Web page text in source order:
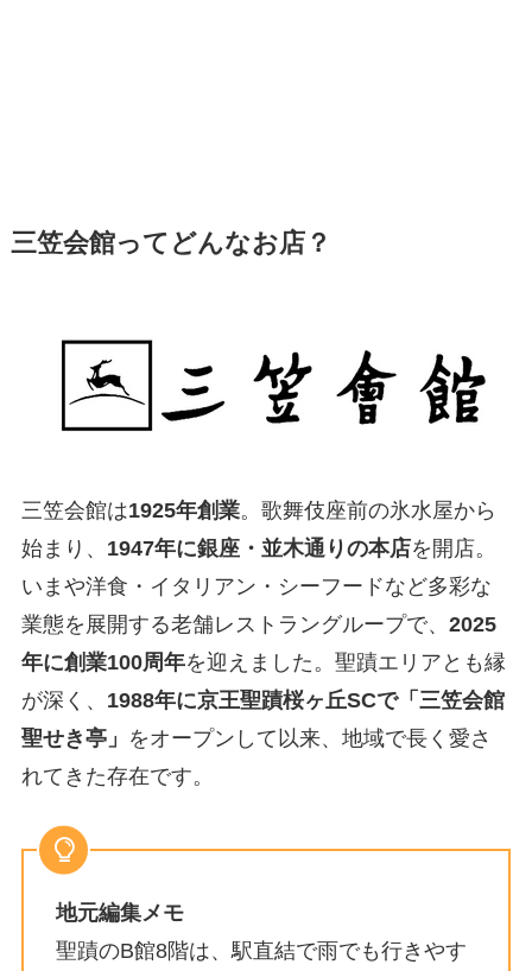
三笠会館ってどんなお店？
三笠会館は1925年創業。歌舞伎座前の氷水屋から
始まり、 1947年に銀座・並木通りの本店を開店。
いまや洋食・イタリアン・シーフードなど多彩な
業態を展開する老舗レストラングループで、 2025
年に創業100周年を迎えました。聖蹟エリアとも縁
が深く、 1988年に京王聖蹟桜ヶ丘SCで「三笠会館
聖せき亭」 をオープンして以来、地域で長く愛さ
れてきた存在です。
地元編集メモ
聖蹟のB館8階は、駅直結で雨でも行きやす